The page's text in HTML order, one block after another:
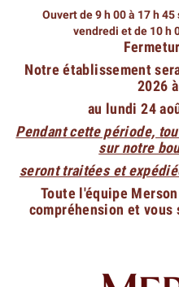
Ouvert de 9 h 00 à 17 h
vendredi et de 10 h
Notre établissement
2026
au lundi 24
Pendant cette période,
sur notre
seront traitées et
Toute l'équipe
compréhension et